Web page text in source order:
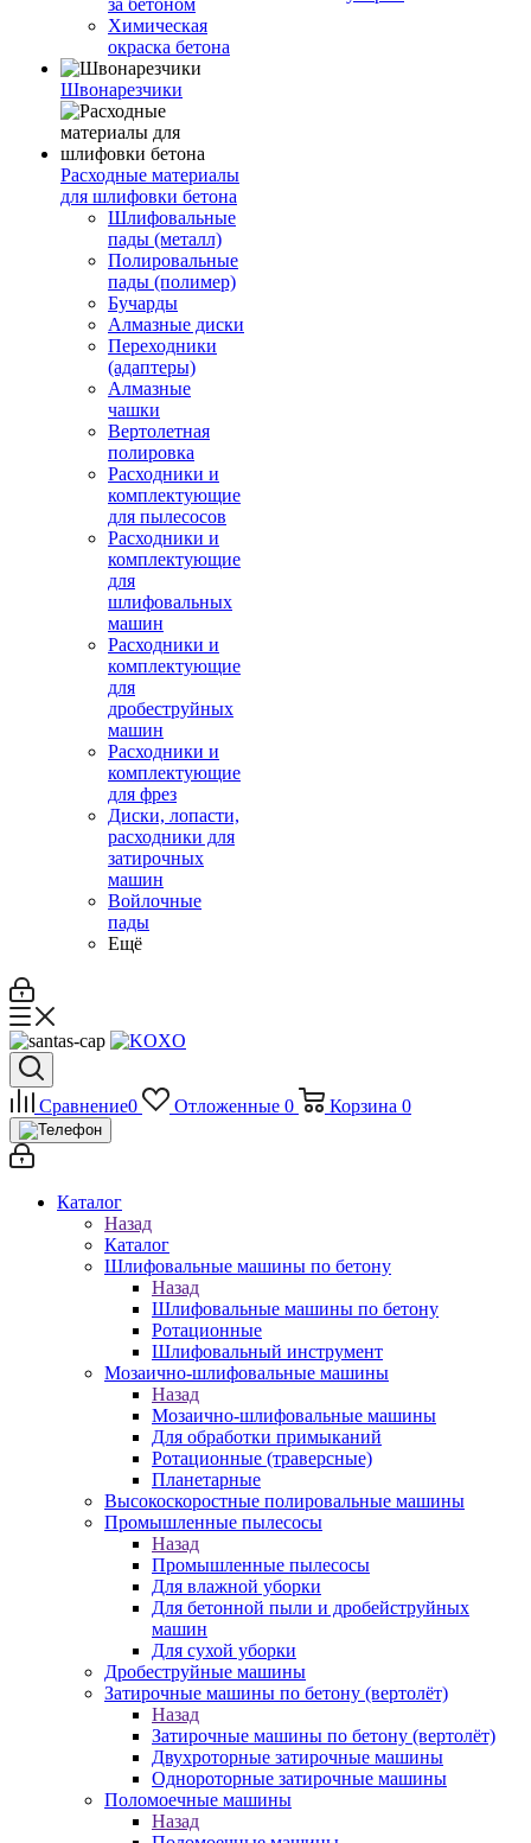
за бетоном
Химическая
окраска бетона
Швонарезчики
Расходные материалы
для шлифовки бетона
Шлифовальные
пады (металл)
Полировальные
пады (полимер)
Бучарды
Алмазные диски
Переходники
(адаптеры)
Алмазные
чашки
Вертолетная
полировка
Расходники и
комплектующие
для пылесосов
Расходники и
комплектующие
для
шлифовальных
машин
Расходники и
комплектующие
для
дробеструйных
машин
Расходники и
комплектующие
для фрез
Диски, лопасти,
расходники для
затирочных
машин
Войлочные
пады
Ещё
Сравнение0 Отложенные 0 Корзина 0
Каталог
Назад
Каталог
Шлифовальные машины по бетону
Назад
Шлифовальные машины по бетону
Ротационные
Шлифовальный инструмент
Мозаично-шлифовальные машины
Назад
Мозаично-шлифовальные машины
Для обработки примыканий
Ротационные (траверсные)
Планетарные
Высокоскоростные полировальные машины
Промышленные пылесосы
Назад
Промышленные пылесосы
Для влажной уборки
Для бетонной пыли и дробейструйных
машин
Для сухой уборки
Дробеструйные машины
Затирочные машины по бетону (вертолёт)
Назад
Затирочные машины по бетону (вертолёт)
Двухроторные затирочные машины
Однороторные затирочные машины
Поломоечные машины
Назад